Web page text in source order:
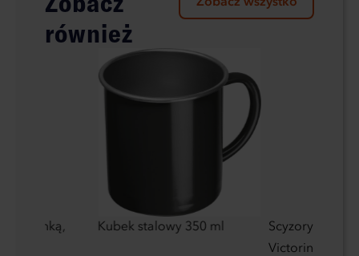
również
Zobacz wszystko
z linką,
Kubek stalowy 350 ml
Scyzoryk
Victorinox